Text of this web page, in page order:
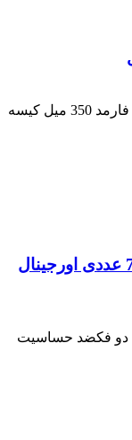
ابعاد 30 *19 *3 cm وزن 85 g کیسه فصد خون فارمد 350 میل کیسه
نوار سفید کننده دندان 3D WHIT پک 7 عددی اورجینال
برای دو فکضد حساسیت